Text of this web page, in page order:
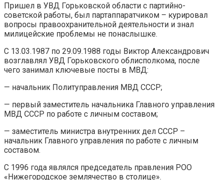
Пришел в УВД Горьковской области с партийно-
советской работы, был партаппаратчиком – курировал
вопросы правоохранительной деятельности и знал
милицейские проблемы не понаслышке.
С 13.03.1987 по 29.09.1988 годы Виктор Александрович
возглавлял УВД Горьковского облисполкома, после
чего занимал ключевые посты в МВД:
— начальник Политуправления МВД СССР;
— первый заместитель начальника Главного управления
МВД СССР по работе с личным составом;
— заместитель министра внутренних дел СССР –
начальник Главного управления по работе с личным
составом.
С 1996 года являлся председатель правления РОО
«Нижегородское землячество в столице».